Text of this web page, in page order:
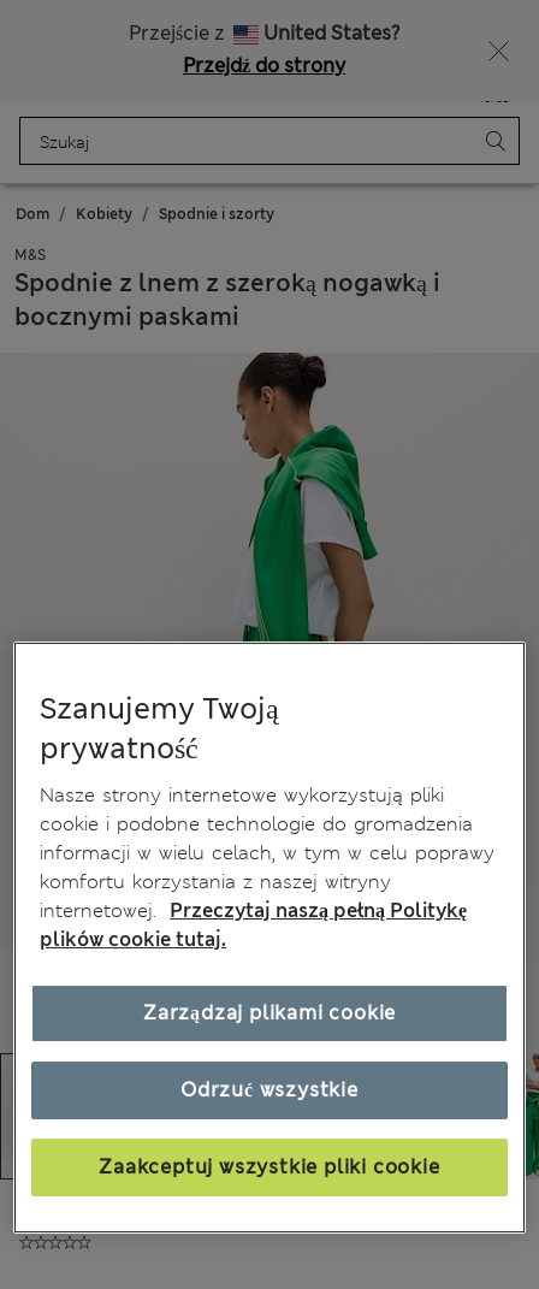
Przejście z
United States?
Przejdź do strony
Torba
Dom Kobiety Spodnie i szorty
M&S
Spodnie z lnem z szeroką nogawką i
bocznymi paskami
Szanujemy Twoją
prywatność
Nasze strony internetowe wykorzystują pliki
cookie i podobne technologie do gromadzenia
informacji w wielu celach, w tym w celu poprawy
komfortu korzystania z naszej witryny
internetowej.
Przeczytaj naszą pełną Politykę
plików cookie tutaj.
Odrzuć wszystkie
Zaakceptuj wszystkie pliki cookie
Zarządzaj plikami cookie